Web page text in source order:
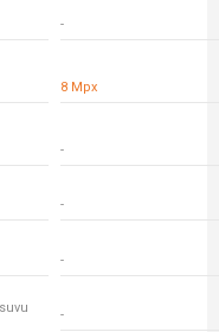
-
8 Mpx
-
-
-
-